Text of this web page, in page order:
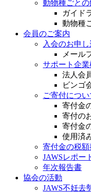
動物種ごと
ガイド
動物種
会員のご案内
入会のお申
メール
サポート企業
法人会
ビンゴ
ご寄付につい
寄付金
寄付の
寄付金
使用済
寄付金の税
JAWSレポー
年次報告書
協会の活動
JAWS不妊去